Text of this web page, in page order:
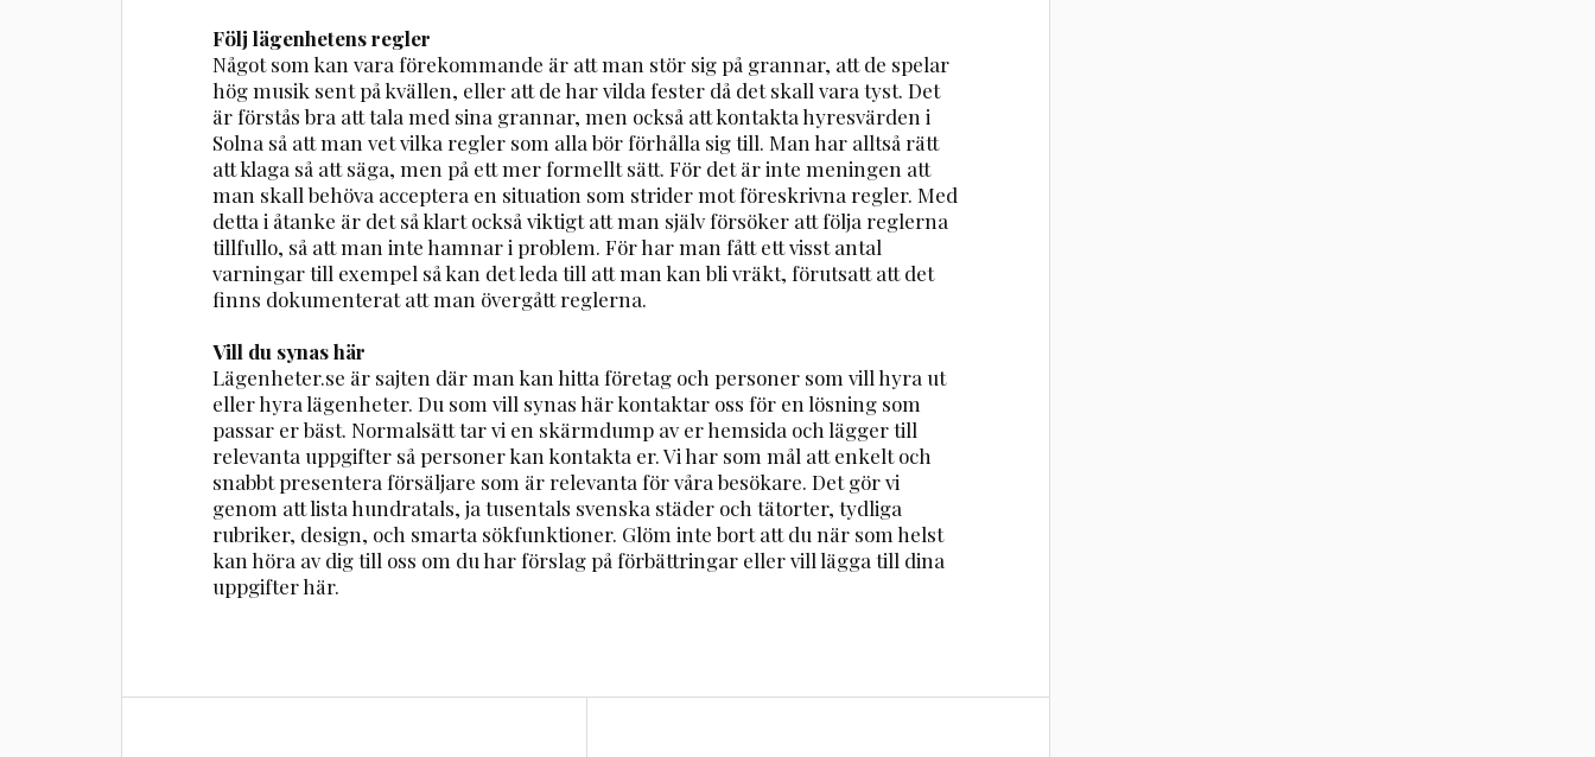
Följ lägenhetens regler
Något som kan vara förekommande är att man stör sig på grannar, att de spelar
hög musik sent på kvällen, eller att de har vilda fester då det skall vara tyst. Det
är förstås bra att tala med sina grannar, men också att kontakta hyresvärden i
Solna så att man vet vilka regler som alla bör förhålla sig till. Man har alltså rätt
att klaga så att säga, men på ett mer formellt sätt. För det är inte meningen att
man skall behöva acceptera en situation som strider mot föreskrivna regler. Med
detta i åtanke är det så klart också viktigt att man själv försöker att följa reglerna
tillfullo, så att man inte hamnar i problem. För har man fått ett visst antal
varningar till exempel så kan det leda till att man kan bli vräkt, förutsatt att det
finns dokumenterat att man övergått reglerna.
Vill du synas här
Lägenheter.se är sajten där man kan hitta företag och personer som vill hyra ut
eller hyra lägenheter. Du som vill synas här kontaktar oss för en lösning som
passar er bäst. Normalsätt tar vi en skärmdump av er hemsida och lägger till
relevanta uppgifter så personer kan kontakta er. Vi har som mål att enkelt och
snabbt presentera försäljare som är relevanta för våra besökare. Det gör vi
genom att lista hundratals, ja tusentals svenska städer och tätorter, tydliga
rubriker, design, och smarta sökfunktioner. Glöm inte bort att du när som helst
kan höra av dig till oss om du har förslag på förbättringar eller vill lägga till dina
uppgifter här.